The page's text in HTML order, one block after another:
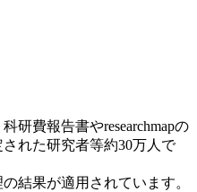
研費報告書やresearchmapの
れた研究者等約30万人で
結果が適用されています。